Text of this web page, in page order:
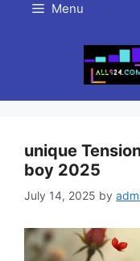
content
Menu
unique
boy 2025
July 14, 2025 by